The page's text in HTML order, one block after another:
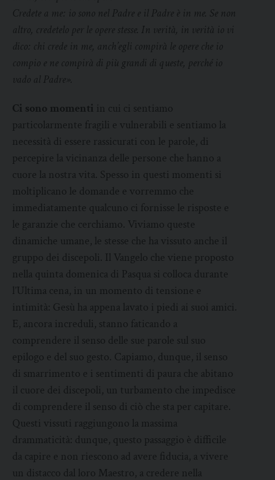
Credete a me: io sono nel Padre e il Padre è in me. Se non
altro, credetelo per le opere stesse. In verità, in verità io vi
dico: chi crede in me, anch’egli compirà le opere che io
compio e ne compirà di più grandi di queste, perché io
vado al Padre».
Ci sono momenti in cui ci sentiamo
particolarmente fragili e vulnerabili e sentiamo la
necessità di essere rassicurati con le parole, di
percepire la vicinanza delle persone che hanno a
cuore la nostra vita. Spesso in questi momenti si
moltiplicano le domande e vorremmo che
immediatamente qualcuno ci fornisse le risposte e
le garanzie che cerchiamo. Viviamo queste
dinamiche umane, le stesse che ha vissuto anche il
gruppo dei discepoli. Il Vangelo che viene proposto
nella quinta domenica di Pasqua si colloca durante
l’Ultima cena, in un momento di tensione e
intimità: Gesù ha appena lavato i piedi ai suoi amici.
E, ancora increduli, stanno faticando a
comprendere il senso delle sue parole sul suo
epilogo e del suo gesto. Capiamo, dunque, il senso
di smarrimento e i sentimenti di paura che abitano
il cuore dei discepoli, un turbamento che impedisce
di comprendere il senso di ciò che sta per capitare.
Questi vissuti raggiungono la massima
drammaticità: dunque, questo passaggio è difficile
da capire e non riescono ad avere fiducia, a vivere
un distacco dal loro Maestro, a credere nella